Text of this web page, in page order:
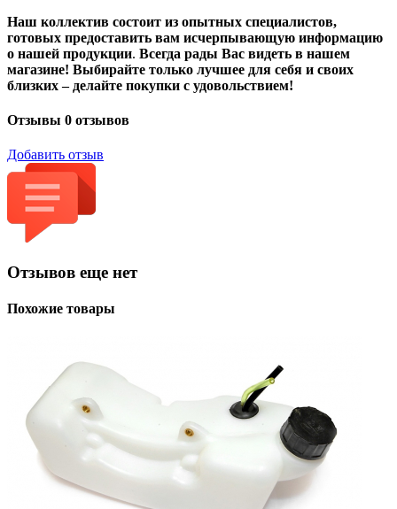
Наш коллектив состоит из опытных специалистов,
готовых предоставить вам исчерпывающую информацию
о нашей продукции. Всегда рады Вас видеть в нашем
магазине! Выбирайте только лучшее для себя и своих
близких – делайте покупки с удовольствием!
Отзывы 0 отзывов
Добавить отзыв
Отзывов еще нет
Похожие товары